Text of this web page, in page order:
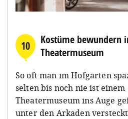
10
Kostüme bewundern
Theatermuseum
So oft man im Hofgarten
selten bis noch nie ist einem
Theatermuseum ins Auge
unter den Arkaden